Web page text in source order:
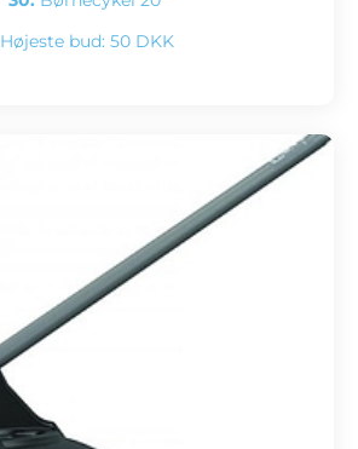
Højeste bud: 50 DKK